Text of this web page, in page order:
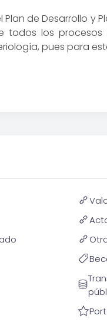
de Desarrollo y
todos los
pues para